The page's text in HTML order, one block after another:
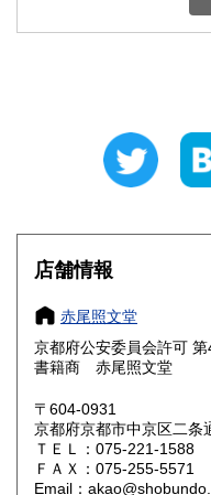
滋賀県
大阪府
奈良県
鳥取県
岡山県
山口県
店舗情報
赤尾照文堂
京都府公安委員会許可
書籍商 赤尾照文堂
〒604-0931
京都府京都市中京区二条
ＴＥＬ：075-221-1588
ＦＡＸ：075-255-5571
Email：